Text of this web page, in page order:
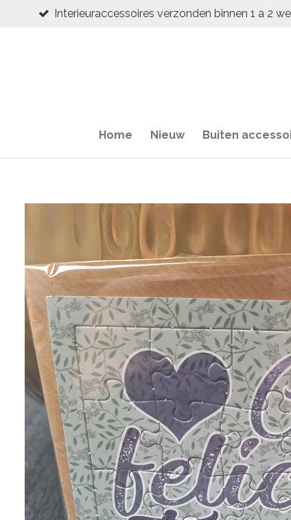
Interieuraccessoires verzonden binnen 1 a 2
Home Nieuw Buiten